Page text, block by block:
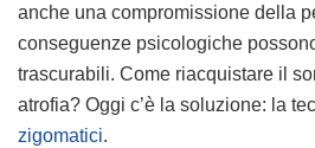
anche una compromissione della
conseguenze psicologiche
trascurabili. Come riacquistare il
atrofia? Oggi c’è la soluzione: la
zigomatici.